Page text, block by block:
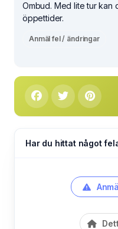
Ombud. Med lite tur kan
öppettider.
Anmäl fel / ändringar
Har du hittat något